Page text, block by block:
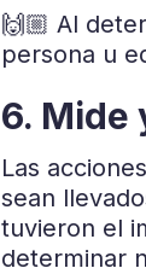
🙌🏼 Al
persona u
6. Mide
Las
sean
tuvieron el
determinar